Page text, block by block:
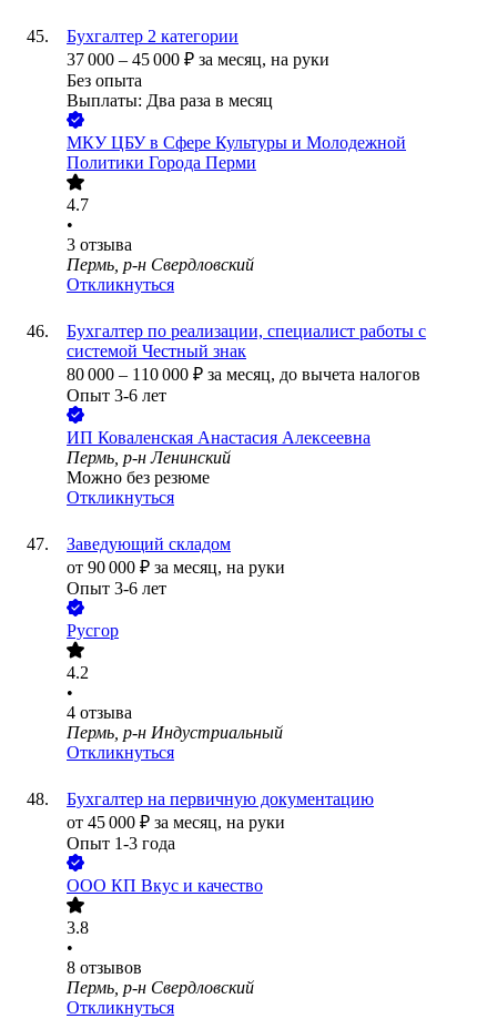
Бухгалтер 2 категории
37 000 – 45 000 ₽ за месяц, на руки
Без опыта
Выплаты: Два раза в месяц
МКУ ЦБУ в Сфере Культуры и Молодежной
Политики Города Перми
4.7
•
3 отзыва
Пермь, р-н Свердловский
Откликнуться
Бухгалтер по реализации, специалист работы с
системой Честный знак
80 000 – 110 000 ₽ за месяц, до вычета налогов
Опыт 3-6 лет
ИП Коваленская Анастасия Алексеевна
Пермь, р-н Ленинский
Можно без резюме
Откликнуться
Заведующий складом
от 90 000 ₽ за месяц, на руки
Опыт 3-6 лет
Русгор
4.2
•
4 отзыва
Пермь, р-н Индустриальный
Откликнуться
Бухгалтер на первичную документацию
от 45 000 ₽ за месяц, на руки
Опыт 1-3 года
ООО КП Вкус и качество
3.8
•
8 отзывов
Пермь, р-н Свердловский
Откликнуться